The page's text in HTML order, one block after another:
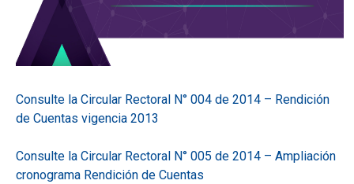
Consulte la Circular Rectoral N° 004 de 2014 – Rendición
de Cuentas vigencia 2013
Consulte la Circular Rectoral N° 005 de 2014 – Ampliación
cronograma Rendición de Cuentas